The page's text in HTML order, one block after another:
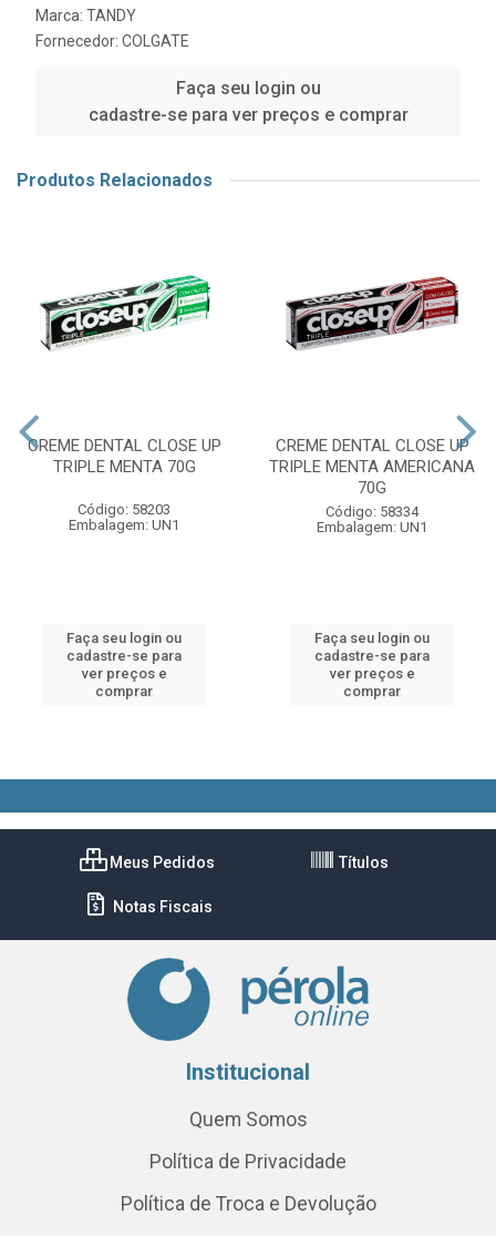
Marca: TANDY
Fornecedor: COLGATE
Faça seu login ou
cadastre-se para ver preços e comprar
Produtos Relacionados
CREME DENTAL CLOSE UP
TRIPLE MENTA 70G
Código: 58203
Embalagem: UN1
Faça seu login ou
cadastre-se para
ver preços e
comprar
CREME DENTAL CLOSE UP
TRIPLE MENTA AMERICANA
70G
Código: 58334
Embalagem: UN1
Faça seu login ou
cadastre-se para
ver preços e
comprar
Meus Pedidos Títulos
Notas Fiscais
Institucional
Quem Somos
Política de Privacidade
Política de Troca e Devolução